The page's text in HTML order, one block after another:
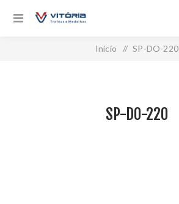
Início / SP-DO-220
SP-DO-220